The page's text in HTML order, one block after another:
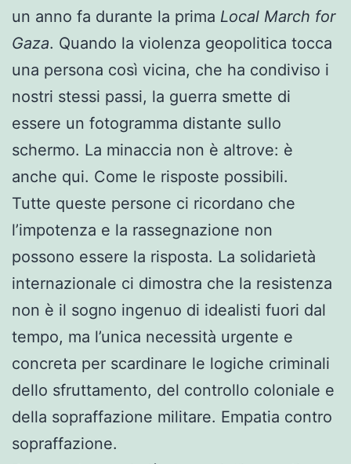
un anno fa durante la prima Local March for
Gaza. Quando la violenza geopolitica tocca
una persona così vicina, che ha condiviso i
nostri stessi passi, la guerra smette di
essere un fotogramma distante sullo
schermo. La minaccia non è altrove: è
anche qui. Come le risposte possibili.
Tutte queste persone ci ricordano che
l’impotenza e la rassegnazione non
possono essere la risposta. La solidarietà
internazionale ci dimostra che la resistenza
non è il sogno ingenuo di idealisti fuori dal
tempo, ma l’unica necessità urgente e
concreta per scardinare le logiche criminali
dello sfruttamento, del controllo coloniale e
della sopraffazione militare. Empatia contro
sopraffazione.